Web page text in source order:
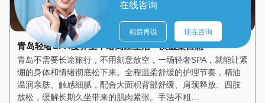
在线咨询
稍后再说 现在咨询
青岛轻奢SPA慢养生，给高压生活一次温柔自愈
青岛不需要长途旅行，不用刻意放空，一场轻奢SPA，就能让紧
绷的身体和情绪彻底松下来。全程温柔舒缓的护理节奏，精油
温润亲肤、触感细腻，配合大面积背部舒缓、肩颈释放、四肢
放松，缓解长期久坐带来的肌肉紧张。手法不粗…